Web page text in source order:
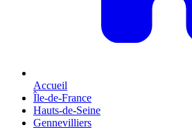
Accueil
Île-de-France
Hauts-de-Seine
Gennevilliers